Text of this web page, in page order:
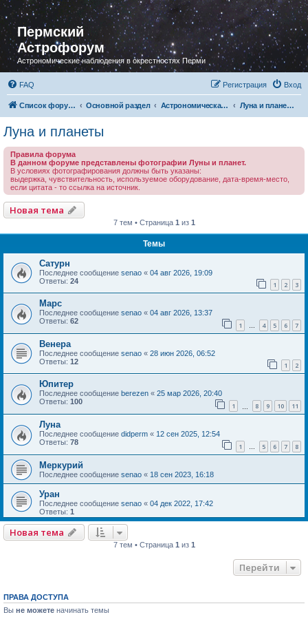
Пермский
Астрофорум
Астрономические наблюдения в окрестностях Перми
FAQ Вход
Регистрация
Список форумов Основной раздел Астрономическая фотография Луна и планеты
Луна и планеты
Правила форума
В данном форуме представлены фотографии Луны и планет.
В условиях фотографирования должны быть указаны:
выдержка, чувствительность, используемое оборудование, дата-время-место,
если цитата - то ссылка на источник.
Новая тема
7 тем • Страница 1 из 1
Темы
Сатурн
Последнее сообщение senao « 04 авг 2026, 19:09
Ответы: 24 1 2 3
Марс
Последнее сообщение senao « 04 авг 2026, 13:37
Ответы: 62 1 … 4 5 6 7
Венера
Последнее сообщение senao « 28 июн 2026, 06:52
Ответы: 12 1 2
Юпитер
Последнее сообщение berezen « 25 мар 2026, 20:40
Ответы: 100 1 8 9 10 11
Луна
Последнее сообщение didperm « 12 сен 2025, 12:54
Ответы: 78 1 … 5 6 7 8
Меркурий
Последнее сообщение senao « 18 сен 2023, 16:18
Уран
Последнее сообщение senao « 04 дек 2022, 17:42
Ответы: 1
Новая тема
7 тем • Страница 1 из 1
Перейти
ПРАВА ДОСТУПА
Вы не можете начинать темы